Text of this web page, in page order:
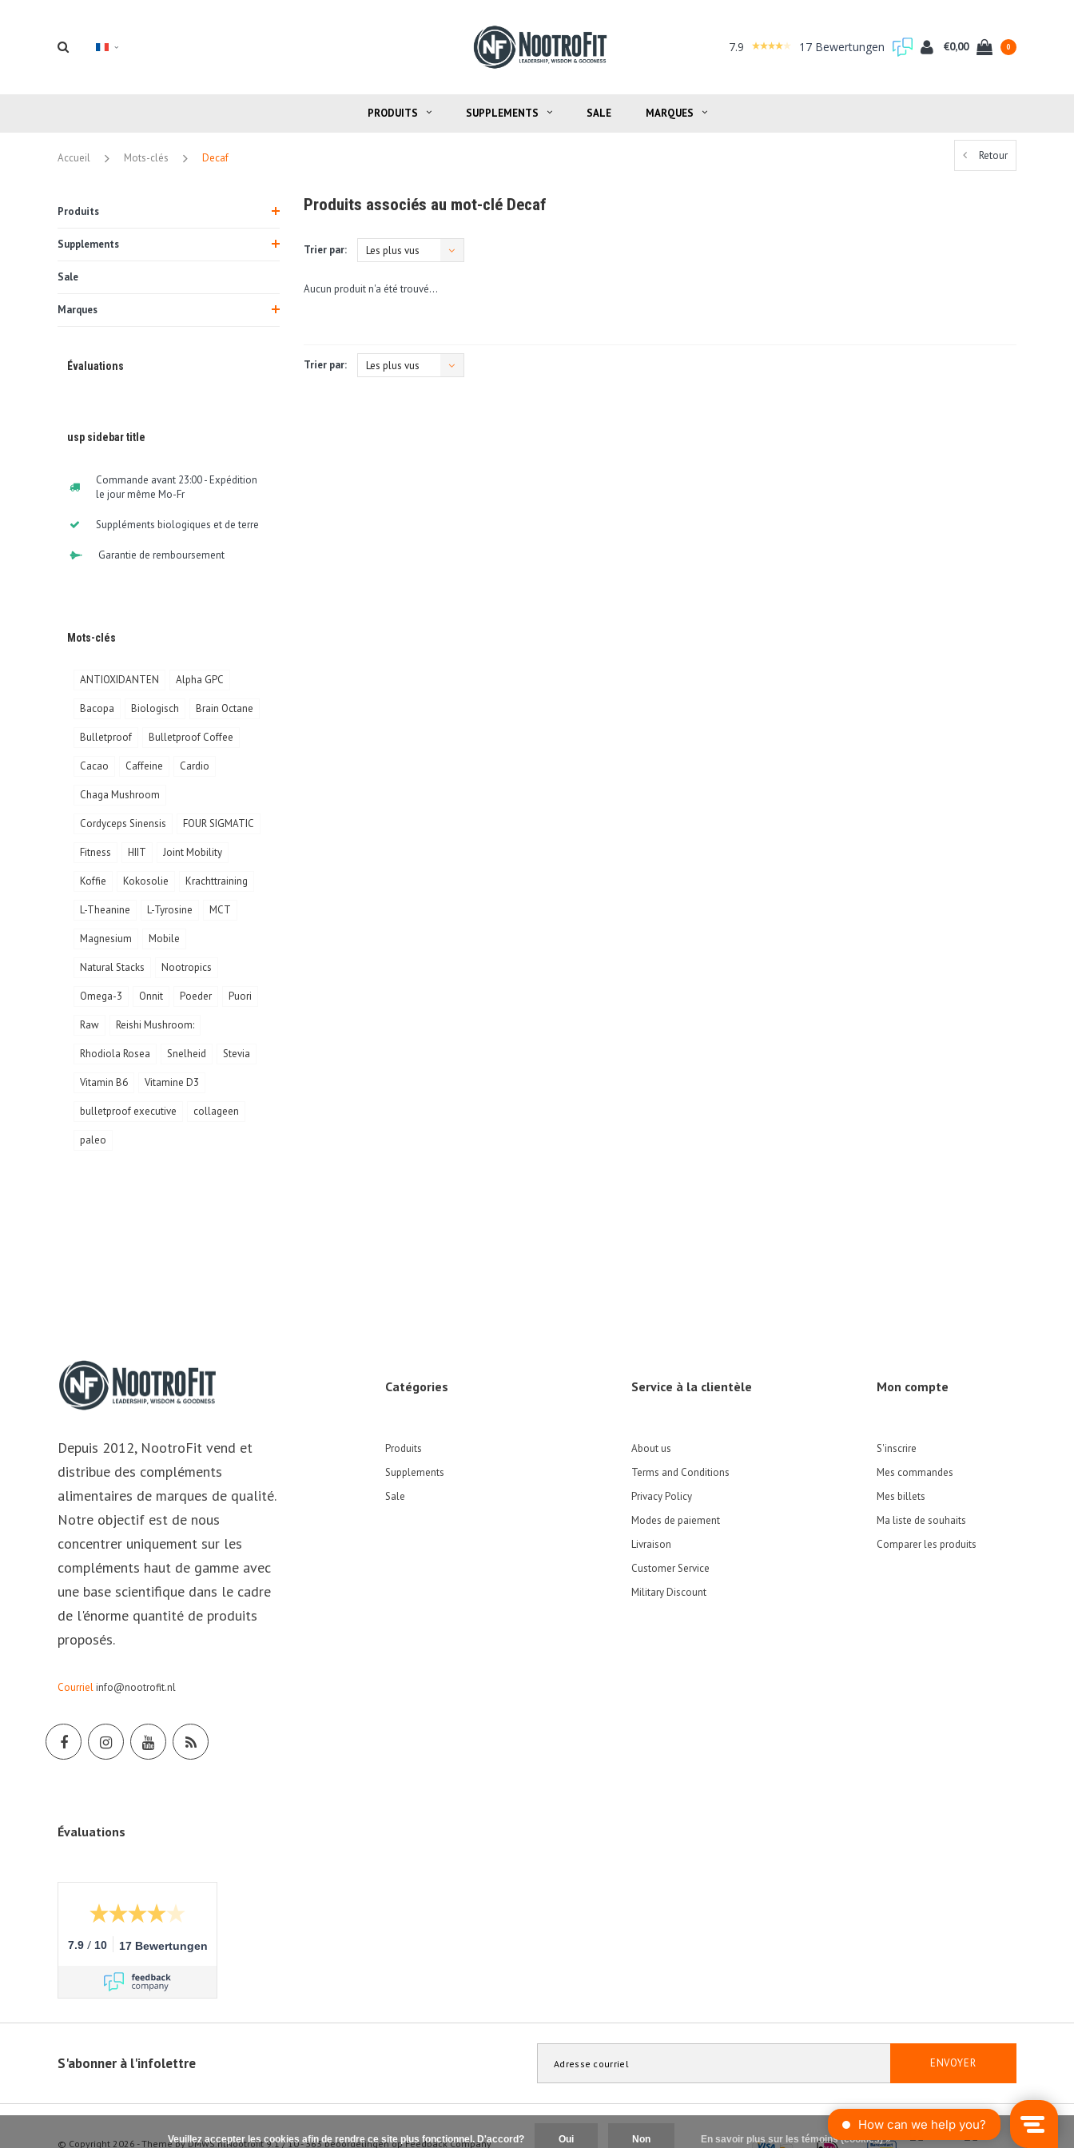
7.9 17 Bewertungen €0,00 0
PRODUITS SUPPLEMENTS SALE MARQUES
Accueil Mots-clés Decaf Retour
Produits
Supplements
Sale
Marques
Évaluations
usp sidebar title
Commande avant 23:00 - Expédition
le jour même Mo-Fr
Suppléments biologiques et de terre
Garantie de remboursement
Mots-clés
ANTIOXIDANTEN Alpha GPC
Bacopa Biologisch Brain Octane
Bulletproof Bulletproof Coffee
Cacao Caffeine Cardio
Chaga Mushroom
Cordyceps Sinensis FOUR SIGMATIC
Fitness HIIT Joint Mobility
Koffie Kokosolie Krachttraining
L-Theanine L-Tyrosine MCT
Magnesium Mobile
Natural Stacks Nootropics
Omega-3 Onnit Poeder Puori
Raw Reishi Mushroom:
Rhodiola Rosea Snelheid Stevia
Vitamin B6 Vitamine D3
bulletproof executive collageen
paleo
Produits associés au mot-clé Decaf
Trier par: Les plus vus
Aucun produit n'a été trouvé...
Trier par: Les plus vus
Depuis 2012, NootroFit vend et
distribue des compléments
alimentaires de marques de qualité.
Notre objectif est de nous
concentrer uniquement sur les
compléments haut de gamme avec
une base scientifique dans le cadre
de l'énorme quantité de produits
proposés.
Courrielinfo@nootrofit.nl
Catégories
Produits
Supplements
Sale
Service à la clientèle
About us
Terms and Conditions
Privacy Policy
Modes de paiement
Livraison
Customer Service
Military Discount
Mon compte
S'inscrire
Mes commandes
Mes billets
Ma liste de souhaits
Comparer les produits
Évaluations
7.9 / 10 17 Bewertungen
S'abonner à l'infolettre ENVOYER
© Copyright 2026 - Theme byDMWS.nlNootrofit 9.1/10 -363beoordelingen opFeedback Company
Veuillez accepter les cookies afin de rendre ce site plus fonctionnel. D'accord? Oui Non En savoir plus sur les témoins (cookies) »